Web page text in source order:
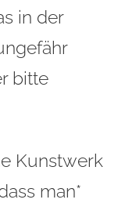
in der
bitte
Kunstwerk
man*